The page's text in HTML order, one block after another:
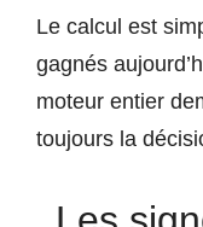
Le calcul est
gagnés
moteur entier
toujours la